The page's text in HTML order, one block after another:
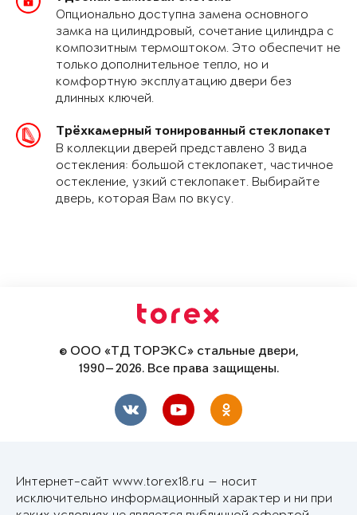
Опционально доступна замена основного
замка на цилиндровый, сочетание цилиндра с
композитным термоштоком. Это обеспечит не
только дополнительное тепло, но и
комфортную эксплуатацию двери без
длинных ключей.
Трёхкамерный тонированный стеклопакет
В коллекции дверей представлено 3 вида
остекления: большой стеклопакет, частичное
остекление, узкий стеклопакет. Выбирайте
дверь, которая Вам по вкусу.
© ООО «ТД ТОРЭКС» стальные двери,
1990—2026. Все права защищены.
Интернет-сайт www.torex18.ru — носит
исключительно информационный характер и ни при